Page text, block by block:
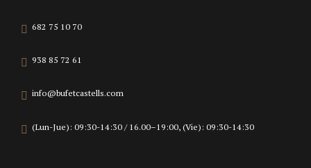
682 75 10 70
938 85 72 61
info@bufetcastells.com
(Lun-Jue): 09:30-14:30 / 16.00–19:00, (Vie): 09:30-14:30